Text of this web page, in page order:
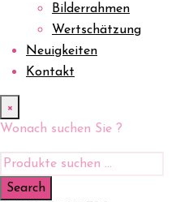
Bilderrahmen
Wertschätzung
Neuigkeiten
Kontakt
×
Wonach suchen Sie ?